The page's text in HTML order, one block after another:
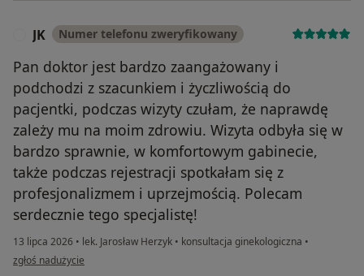
JK Numer telefonu zweryfikowany
Pan doktor jest bardzo zaangażowany i
podchodzi z szacunkiem i życzliwością do
pacjentki, podczas wizyty czułam, że naprawdę
zależy mu na moim zdrowiu. Wizyta odbyła się w
bardzo sprawnie, w komfortowym gabinecie,
także podczas rejestracji spotkałam się z
profesjonalizmem i uprzejmością. Polecam
serdecznie tego specjalistę!
13 lipca 2026 • lek. Jarosław Herzyk • konsultacja ginekologiczna •
w opinii użytkownika JK
zgłoś nadużycie